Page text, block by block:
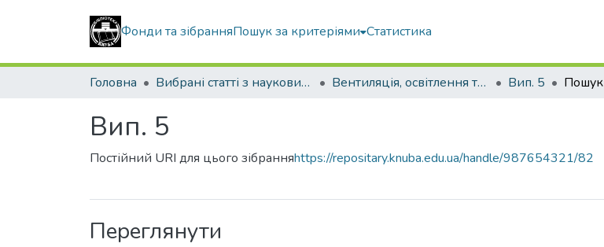
Фонди та зібранняПошук за критеріями Статистика
Головна Вибрані статті з наукових збірників КНУБА Вентиляція, освітлення та теплогазопостачання Вип. 5 Пошук
Вип. 5
Постійний URI для цього зібранняhttps://repositary.knuba.edu.ua/handle/987654321/82
Переглянути